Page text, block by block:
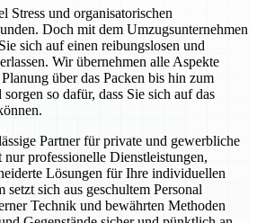
und organisatorischen
Doch mit dem Umzugsunternehmen
sich auf einen reibungslosen und
Wir übernehmen alle Aspekte
über das Packen bis hin zum
so dafür, dass Sie sich auf das
Partner für private und gewerbliche
professionelle Dienstleistungen,
Lösungen für Ihre individuellen
setzt sich aus geschultem Personal
Technik und bewährten Methoden